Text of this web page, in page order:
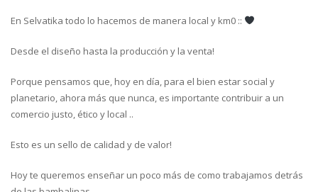
En Selvatika todo lo hacemos de manera local y km0 ::
Desde el diseño hasta la producción y la venta!
Porque pensamos que, hoy en día, para el bien estar social y
planetario, ahora más que nunca, es importante contribuir a un
comercio justo, ético y local ..
Esto es un sello de calidad y de valor!
Hoy te queremos enseñar un poco más de como trabajamos detrás